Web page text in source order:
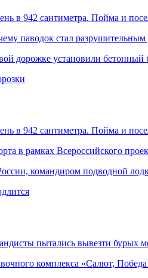
в 942 сантиметра. Пойма и
паводок стал
дорожке установили бетонный
в 942 сантиметра. Пойма и
в рамках Всероссийского
командиром подводной
пытались вывезти бурых
комплекса «Салют,